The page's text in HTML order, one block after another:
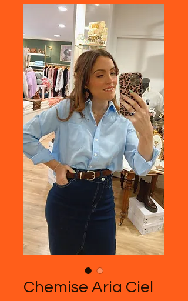
Chemise Aria Ciel